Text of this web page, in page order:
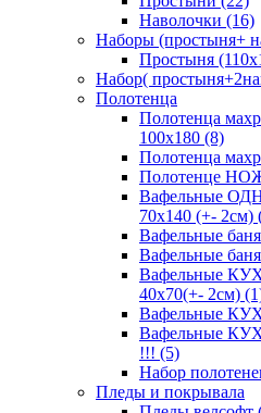
Наволочки (16)
Наборы (простыня+
Простыня
Набор(
Полотенца
Полотенца
100х180 (8)
Полотенца
Полотенце
Вафельные
70х140 (+- 2см)
Вафельные
Вафельные
Вафельные
40х70(+- 2см)
Вафельные
Вафельные
!!! (5)
Набор
Пледы и покрывала